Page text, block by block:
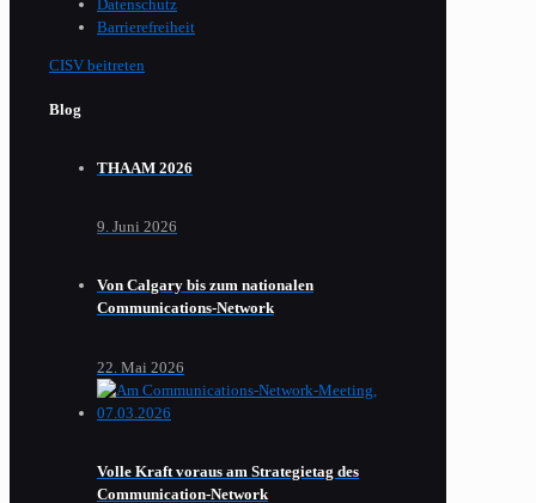
Datenschutz
Barrierefreiheit
CISV beitreten
Blog
THAAM 2026
9. Juni 2026
Von Calgary bis zum nationalen
Communications-Network
22. Mai 2026
Volle Kraft voraus am Strategietag des
Communication-Network